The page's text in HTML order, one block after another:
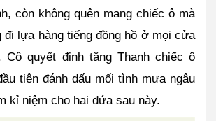
còn không quên mang chiếc ô mà
đi lựa hàng tiếng đồng hồ ở mọi cửa
Cô quyết định tặng Thanh chiếc ô
tiên đánh dấu mối tình mưa ngâu
kỉ niệm cho hai đứa sau này.